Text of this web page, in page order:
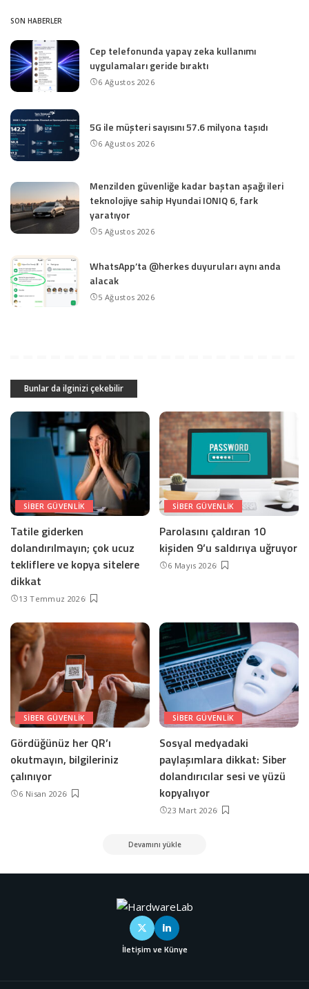
SON HABERLER
Cep telefonunda yapay zeka kullanımı
uygulamaları geride bıraktı
6 Ağustos 2026
5G ile müşteri sayısını 57.6 milyona taşıdı
6 Ağustos 2026
Menzilden güvenliğe kadar baştan aşağı ileri
teknolojiye sahip Hyundai IONIQ 6, fark
yaratıyor
5 Ağustos 2026
WhatsApp’ta @herkes duyuruları aynı anda
alacak
5 Ağustos 2026
Bunlar da ilginizi çekebilir
SIBER GÜVENLIK
Tatile giderken
dolandırılmayın; çok ucuz
tekliflere ve kopya sitelere
dikkat
13 Temmuz 2026
SIBER GÜVENLIK
Parolasını çaldıran 10
kişiden 9’u saldırıya uğruyor
6 Mayıs 2026
SIBER GÜVENLIK
Gördüğünüz her QR’ı
okutmayın, bilgileriniz
çalınıyor
6 Nisan 2026
SIBER GÜVENLIK
Sosyal medyadaki
paylaşımlara dikkat: Siber
dolandırıcılar sesi ve yüzü
kopyalıyor
23 Mart 2026
Devamını yükle
İletişim ve Künye